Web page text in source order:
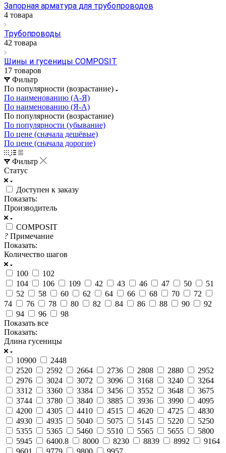
Запорная арматура для трубопроводов
4 товара
Трубопроводы
42 товара
Шины и гусеницы COMPOSIT
17 товаров
Фильтр
По популярности (возрастание)
По наименованию (А-Я)
По наименованию (Я-А)
По популярности (возрастание)
По популярности (убывание)
По цене (сначала дешёвые)
По цене (сначала дорогие)
Фильтр
Статус
Доступен к заказу
Показать:
Производитель
COMPOSIT
? Примечание
Показать:
Количество шагов
100
102
104
106 109 42 43 46 47 50
51
52
58 60 62 64 66 68 70
72
74
76 78 80 82 84 86 88 90
92
94
96
98
Показать все
Показать:
Длина гусеницы
10900
2448
2520
2592 2664 2736 2808 2880
2952
2976
3024 3072 3096 3168 3240
3264
3312
3360 3384 3456 3552 3648
3675
3744
3780 3840 3885 3936 3990
4095
4200
4305 4410 4515 4620 4725
4830
4930
4935 5040 5075 5145 5220
5250
5355
5365 5460 5510 5565 5655
5800
5945
6400.8 8000 8230 8839 8992
9164
9601
9779 9800 9957